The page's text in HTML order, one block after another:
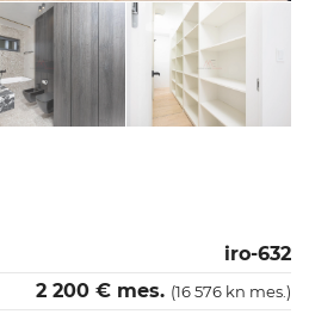
iro-632
2 200 € mes. (16 576 kn mes.)